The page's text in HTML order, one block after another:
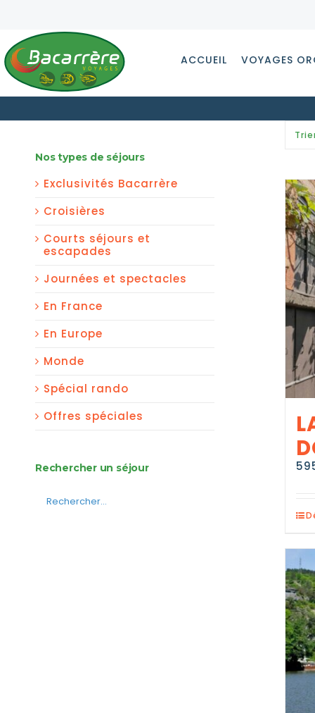
contenu
ACCUEIL VOYAGES
Nos types de séjours
Exclusivités Bacarrère
Croisières
Courts séjours et
escapades
Journées et spectacles
En France
En Europe
Monde
Spécial rando
Offres spéciales
Rechercher un séjour